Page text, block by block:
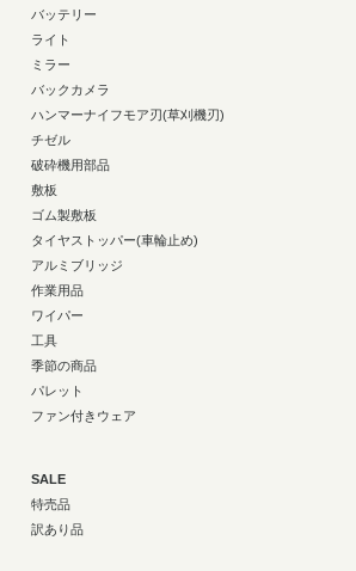
バッテリー
ライト
ミラー
バックカメラ
ハンマーナイフモア刃(草刈機刃)
チゼル
破砕機用部品
敷板
ゴム製敷板
タイヤストッパー(車輪止め)
アルミブリッジ
作業用品
ワイパー
工具
季節の商品
パレット
ファン付きウェア
SALE
特売品
訳あり品